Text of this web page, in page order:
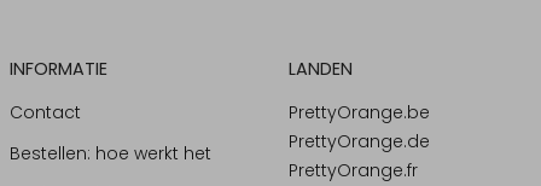
INFORMATIE
Contact
Bestellen: hoe werkt het
LANDEN
PrettyOrange.be
PrettyOrange.de
PrettyOrange.fr